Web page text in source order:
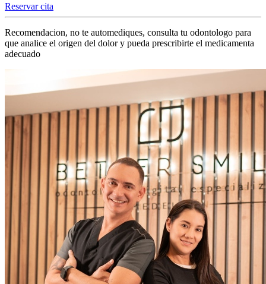
Reservar cita
Recomendacion, no te automediques, consulta tu odontologo para
que analice el origen del dolor y pueda prescribirte el medicamenta
adecuado